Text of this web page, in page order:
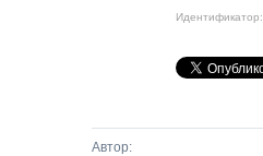
Идентификатор:
Автор: